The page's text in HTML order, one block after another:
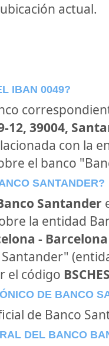
actual.
IBAN 0049?
12, 39004,
con la
el banco
SANTANDER?
Santander
la entidad
- Barcelona
el código
DE BANCO
de Banco
DEL BANCO